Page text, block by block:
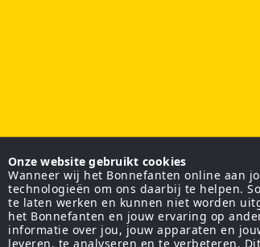
Onze website gebruikt cookies
Wanneer wij het Bonnefanten online aan
technologieën om ons daarbij te helpen.
te laten werken en kunnen niet worden
het Bonnefanten en jouw ervaring op
informatie over jou, jouw apparaten en
leveren, te analyseren en te verbeteren.